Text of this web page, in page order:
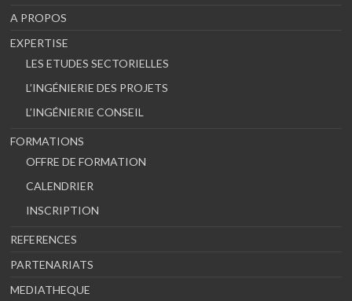
A PROPOS
EXPERTISE
LES ETUDES SECTORIELLES
L’INGÉNIERIE DES PROJETS
L’INGÉNIERIE CONSEIL
FORMATIONS
OFFRE DE FORMATION
CALENDRIER
INSCRIPTION
REFERENCES
PARTENARIATS
MEDIATHEQUE